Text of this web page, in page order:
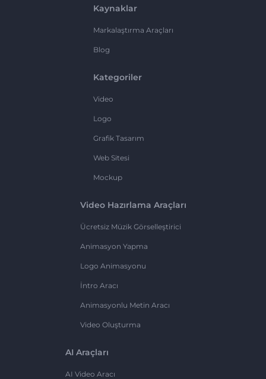
Kaynaklar
Markalaştırma Araçları
Blog
Kategoriler
Video
Logo
Grafik Tasarım
Web Sitesi
Mockup
Video Hazırlama Araçları
Ücretsiz Müzik Görselleştirici
Animasyon Yapma
Logo Animasyonu
İntro Aracı
Animasyonlu Metin Aracı
Video Oluşturma
AI Araçları
AI Video Aracı